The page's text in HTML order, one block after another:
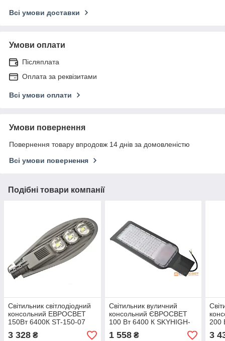
Всі умови доставки
Умови оплати
Післяплата
Оплата за реквізитами
Всі умови оплати
Умови повернення
Повернення товару впродовж 14 днів за домовленістю
Всі умови повернення
Подібні товари компанії
Світильник світлодіодний
консольний ЕВРОСВЕТ
150Вт 6400К ST-150-07
13500Лм IP65
3 328 ₴
Світильник вуличний
консольний ЄВРОСВЕТ
100 Вт 6400 К SKYHIGH-
100-060 9000 Лм
1 558₴
200
3